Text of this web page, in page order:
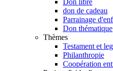
Don libre
don de cadeau
Parrainage
Don thématique
Thèmes
Testament et
Philanthropie
Coopération